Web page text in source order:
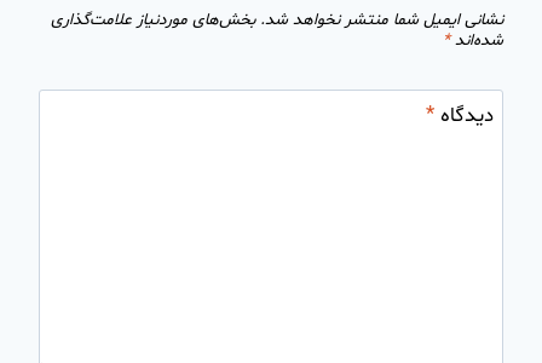
نشانی ایمیل شما منتشر نخواهد شد. بخش‌های موردنیاز علامت‌گذاری
شده‌اند*
دیدگاه*